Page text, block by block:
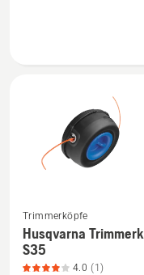
Produktbewertung
Mehr
Details
zu
Trimmerköpfe
Husqvarna
S35
4.0 (1)